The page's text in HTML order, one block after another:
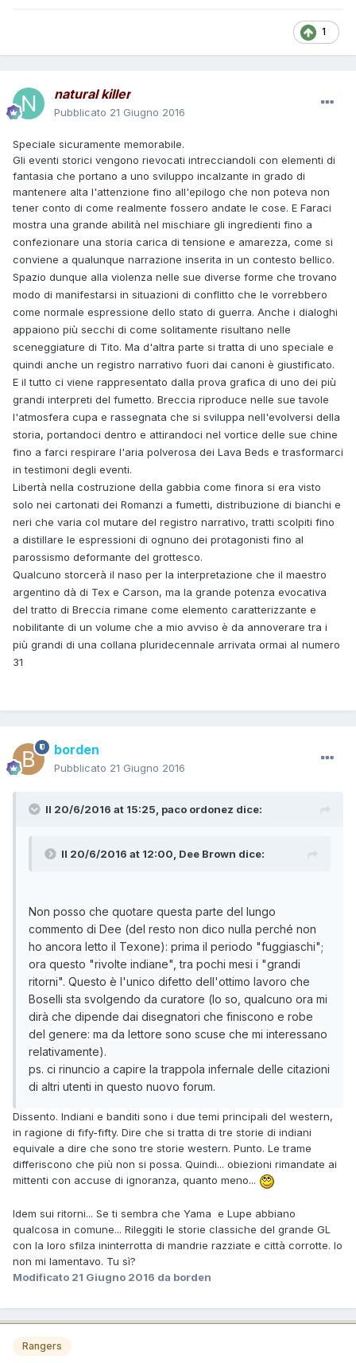
1
natural killer
Pubblicato 21 Giugno 2016
Speciale sicuramente memorabile.
Gli eventi storici vengono rievocati intrecciandoli con elementi di
fantasia che portano a uno sviluppo incalzante in grado di
mantenere alta l'attenzione fino all'epilogo che non poteva non
tener conto di come realmente fossero andate le cose. E Faraci
mostra una grande abilità nel mischiare gli ingredienti fino a
confezionare una storia carica di tensione e amarezza, come si
conviene a qualunque narrazione inserita in un contesto bellico.
Spazio dunque alla violenza nelle sue diverse forme che trovano
modo di manifestarsi in situazioni di conflitto che le vorrebbero
come normale espressione dello stato di guerra. Anche i dialoghi
appaiono più secchi di come solitamente risultano nelle
sceneggiature di Tito. Ma d'altra parte si tratta di uno speciale e
quindi anche un registro narrativo fuori dai canoni è giustificato.
E il tutto ci viene rappresentato dalla prova grafica di uno dei più
grandi interpreti del fumetto. Breccia riproduce nelle sue tavole
l'atmosfera cupa e rassegnata che si sviluppa nell'evolversi della
storia, portandoci dentro e attirandoci nel vortice delle sue chine
fino a farci respirare l'aria polverosa dei Lava Beds e trasformarci
in testimoni degli eventi.
Libertà nella costruzione della gabbia come finora si era visto
solo nei cartonati dei Romanzi a fumetti, distribuzione di bianchi e
neri che varia col mutare del registro narrativo, tratti scolpiti fino
a distillare le espressioni di ognuno dei protagonisti fino al
parossismo deformante del grottesco.
Qualcuno storcerà il naso per la interpretazione che il maestro
argentino dà di Tex e Carson, ma la grande potenza evocativa
del tratto di Breccia rimane come elemento caratterizzante e
nobilitante di un volume che a mio avviso è da annoverare tra i
più grandi di una collana pluridecennale arrivata ormai al numero
31
borden
Pubblicato 21 Giugno 2016
Il 20/6/2016 at 15:25, paco ordonez dice:
Il 20/6/2016 at 12:00, Dee Brown dice:
Non posso che quotare questa parte del lungo
commento di Dee (del resto non dico nulla perché non
ho ancora letto il Texone): prima il periodo "fuggiaschi";
ora questo "rivolte indiane", tra pochi mesi i "grandi
ritorni". Questo è l'unico difetto dell'ottimo lavoro che
Boselli sta svolgendo da curatore (lo so, qualcuno ora mi
dirà che dipende dai disegnatori che finiscono e robe
del genere: ma da lettore sono scuse che mi interessano
relativamente).
ps. ci rinuncio a capire la trappola infernale delle citazioni
di altri utenti in questo nuovo forum.
Dissento. Indiani e banditi sono i due temi principali del western,
in ragione di fify-fifty. Dire che si tratta di tre storie di indiani
equivale a dire che sono tre storie western. Punto. Le trame
differiscono che più non si possa. Quindi... obiezioni rimandate ai
mittenti con accuse di ignoranza, quanto meno...
Idem sui ritorni... Se ti sembra che Yama e Lupe abbiano
qualcosa in comune... Rileggiti le storie classiche del grande GL
con la loro sfilza ininterrotta di mandrie razziate e città corrotte. Io
non mi lamentavo. Tu sì?
Modificato 21 Giugno 2016 da borden
Rangers